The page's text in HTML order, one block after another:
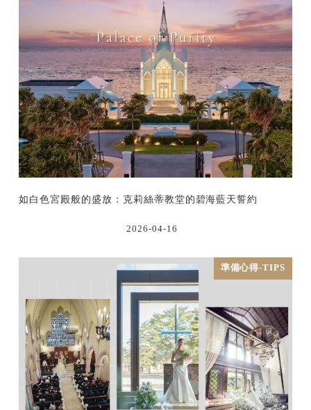
如白色宮殿般的盛放：克莉絲蒂教堂的碧海藍天誓約
2026-04-16
準備心得-TIPS